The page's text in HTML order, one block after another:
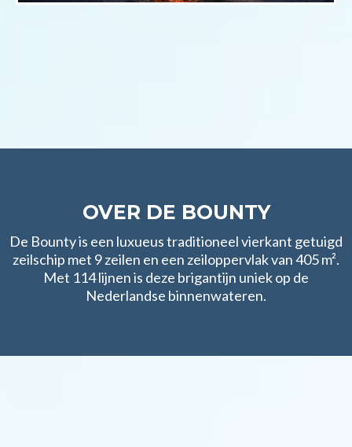
OVER DE BOUNTY
De Bounty is een luxueus traditioneel vierkant getuigd
zeilschip met 9 zeilen en een zeiloppervlak van 405 m².
Met 114 lijnen is deze brigantijn uniek op de
Nederlandse binnenwateren.